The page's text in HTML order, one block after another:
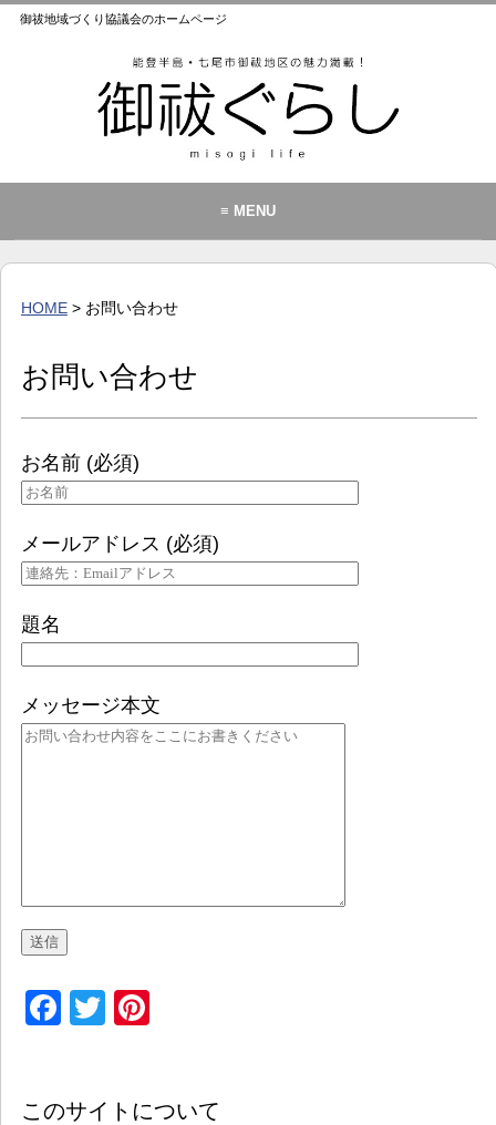
御祓地域づくり協議会のホームページ
≡ MENU
HOME> お問い合わせ
お問い合わせ
お名前 (必須)
メールアドレス (必須)
題名
メッセージ本文
Facebook
Twitter
このサイトについて